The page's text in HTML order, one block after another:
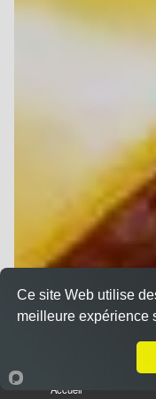
Accueil
Ce site Web utilise
meilleure expérience